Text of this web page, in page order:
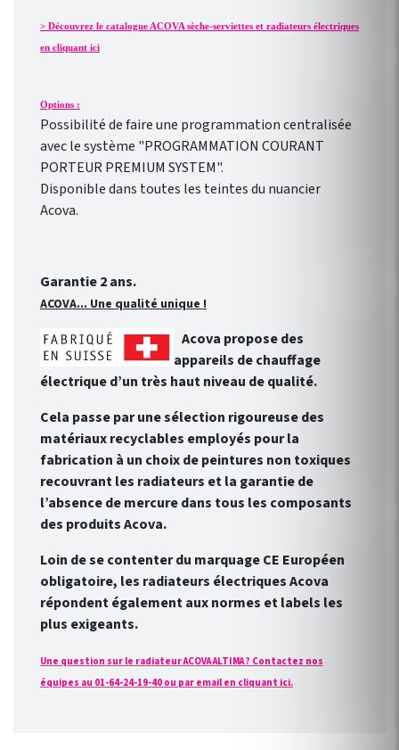
> Découvrez le catalogue ACOVA sèche-serviettes et radiateurs électriques
en cliquant ici
Options :
Possibilité de faire une programmation centralisée
avec le système "PROGRAMMATION COURANT
PORTEUR PREMIUM SYSTEM".
Disponible dans toutes les teintes du nuancier
Acova.
Garantie 2 ans.
ACOVA... Une qualité unique !
Acova propose des
appareils de chauffage
électrique d’un très haut niveau de qualité.
Cela passe par une sélection rigoureuse des
matériaux recyclables employés pour la
fabrication à un choix de peintures non toxiques
recouvrant les radiateurs et la garantie de
l’absence de mercure dans tous les composants
des produits Acova.
Loin de se contenter du marquage CE Européen
obligatoire, les radiateurs électriques Acova
répondent également aux normes et labels les
plus exigeants.
Une question sur le radiateur ACOVA ALTIMA ? Contactez nos
équipes au 01-64-24-19-40 ou par email en cliquant ici.